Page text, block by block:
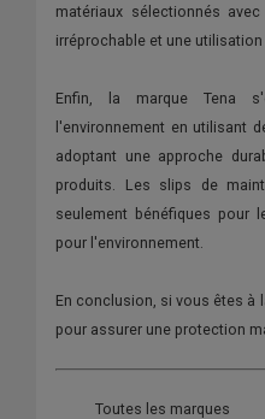
matériaux sélectionnés
irréprochable et une
Enfin, la marque Tena
l'environnement en utilisant
adoptant une approche
produits. Les slips de
seulement bénéfiques pour
pour l'environnement.
En conclusion, si vous êtes à
pour assurer une protection
Toutes les marques